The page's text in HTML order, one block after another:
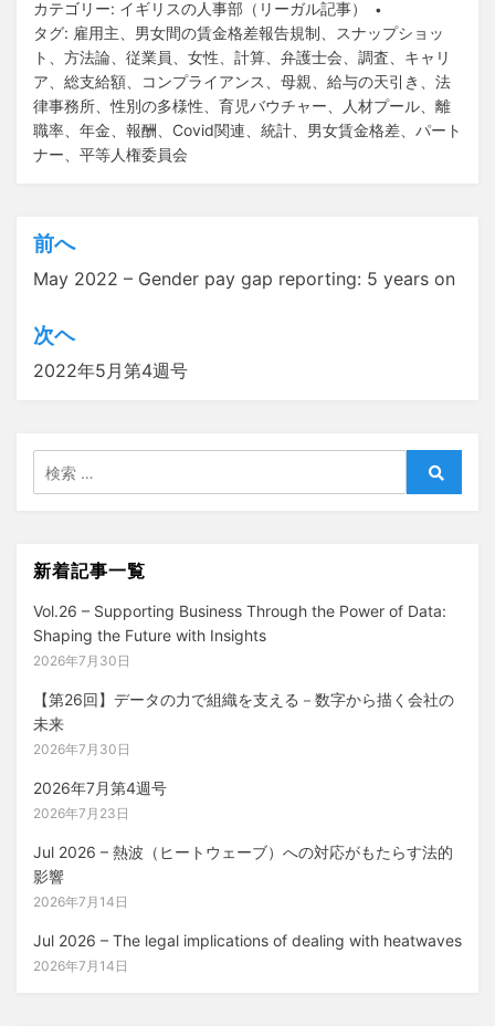
カテゴリー: イギリスの人事部（リーガル記事）
タグ: 雇用主 男女間の賃金格差報告規制
スナップショッ
ト
方法論 従業員 女性 計算 弁護士会 調査
キャリ
ア
総支給額 コンプライアンス 母親 給与の天引き
法
律事務所 、性別の多様性 育児バウチャー 人材プール
離
職率
年金 報酬 Covid関連 統計 男女賃金格差
パート
ナー
平等人権委員会
投
稿
ナ
ビ
シ
ョ
前へ
May 2022 – Gender pay gap reporting: 5 years on
次ヘ
2022年5月第4週号
索:
検
新着記事一覧
Vol.26 – Supporting Business Through the Power of Data:
Shaping the Future with Insights
2026年7月30日
【第26回】データの力で組織を支える－数字から描く会社の
未来
2026年7月30日
2026年7月第4週号
2026年7月23日
Jul 2026 – 熱波（ヒートウェーブ）への対応がもたらす法的
影響
2026年7月14日
Jul 2026 – The legal implications of dealing with heatwaves
2026年7月14日